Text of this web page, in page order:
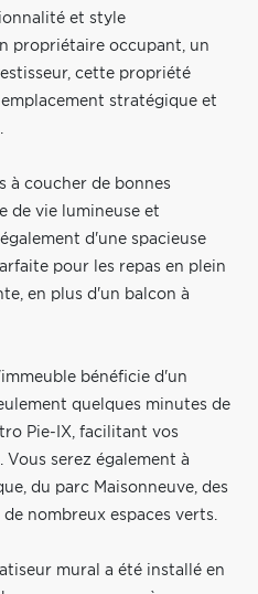
et style
propriétaire occupant, un
cette propriété
stratégique et
à coucher de bonnes
de vie lumineuse et
d'une spacieuse
pour les repas en plein
en plus d'un balcon à
bénéficie d'un
quelques minutes de
Pie-IX, facilitant vos
serez également à
du parc Maisonneuve, des
nombreux espaces verts.
mural a été installé en